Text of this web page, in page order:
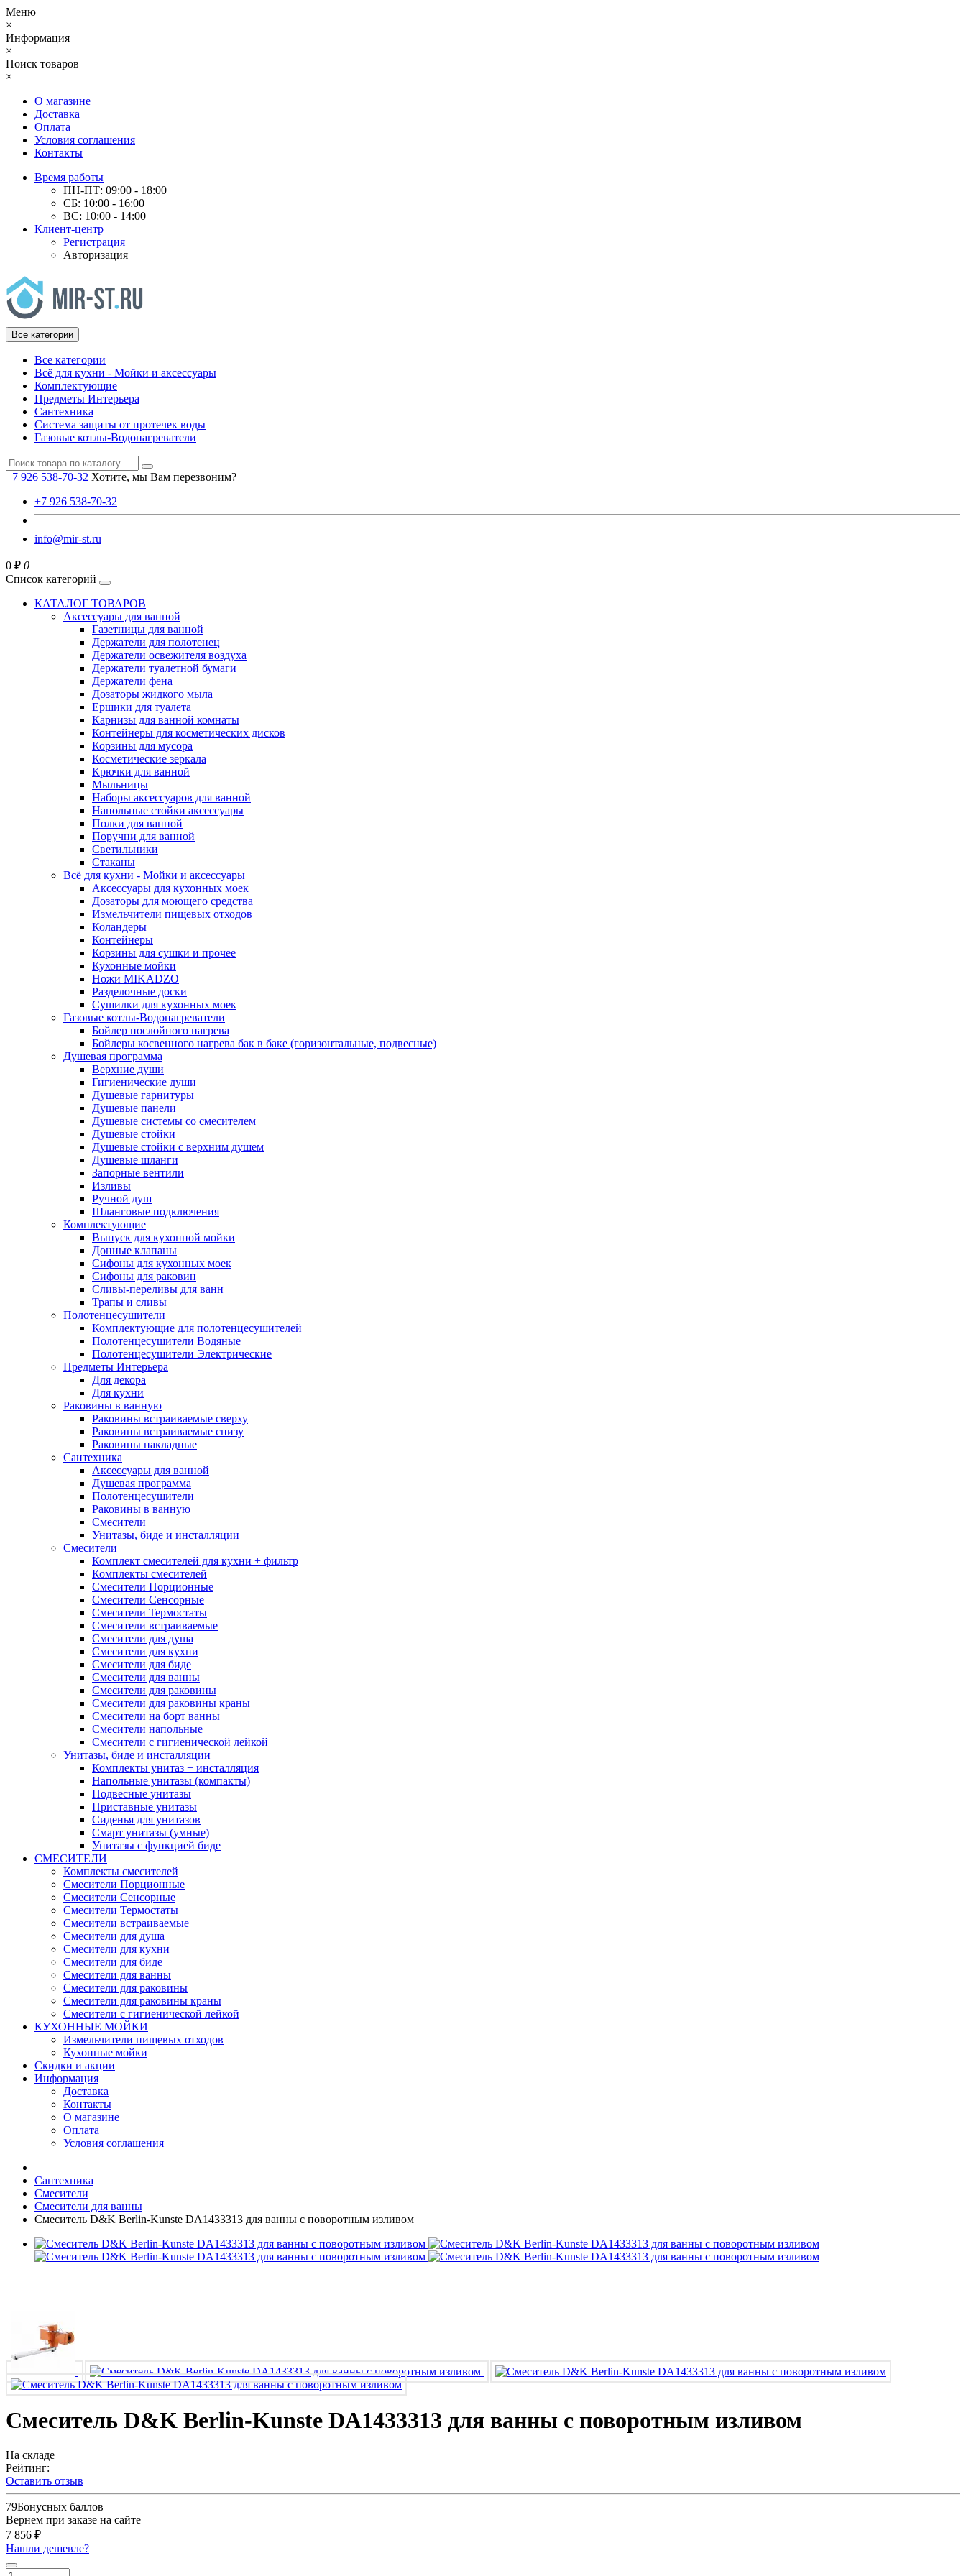
Меню
×
Информация
×
Поиск товаров
×
О магазине
Доставка
Оплата
Условия соглашения
Контакты
Время работы
ПН-ПТ: 09:00 - 18:00
СБ: 10:00 - 16:00
ВС: 10:00 - 14:00
Клиент-центр
Регистрация
Авторизация
Все категории
Все категории
Всё для кухни - Мойки и аксессуары
Комплектующие
Предметы Интерьера
Сантехника
Система защиты от протечек воды
Газовые котлы-Водонагреватели
+7 926 538-70-32 Хотите, мы Вам перезвоним?
+7 926 538-70-32
info@mir-st.ru
0 ₽ 0
Список категорий
КАТАЛОГ ТОВАРОВ
Аксессуары для ванной
Газетницы для ванной
Держатели для полотенец
Держатели освежителя воздуха
Держатели туалетной бумаги
Держатели фена
Дозаторы жидкого мыла
Ершики для туалета
Карнизы для ванной комнаты
Контейнеры для косметических дисков
Корзины для мусора
Косметические зеркала
Крючки для ванной
Мыльницы
Наборы аксессуаров для ванной
Напольные стойки аксессуары
Полки для ванной
Поручни для ванной
Светильники
Стаканы
Всё для кухни - Мойки и аксессуары
Аксессуары для кухонных моек
Дозаторы для моющего средства
Измельчители пищевых отходов
Коландеры
Контейнеры
Корзины для сушки и прочее
Кухонные мойки
Ножи MIKADZO
Разделочные доски
Сушилки для кухонных моек
Газовые котлы-Водонагреватели
Бойлер послойного нагрева
Бойлеры косвенного нагрева бак в баке (горизонтальные, подвесные)
Душевая программа
Верхние души
Гигиенические души
Душевые гарнитуры
Душевые панели
Душевые системы со смесителем
Душевые стойки
Душевые стойки с верхним душем
Душевые шланги
Запорные вентили
Изливы
Ручной душ
Шланговые подключения
Комплектующие
Выпуск для кухонной мойки
Донные клапаны
Сифоны для кухонных моек
Сифоны для раковин
Сливы-переливы для ванн
Трапы и сливы
Полотенцесушители
Комплектующие для полотенцесушителей
Полотенцесушители Водяные
Полотенцесушители Электрические
Предметы Интерьера
Для декора
Для кухни
Раковины в ванную
Раковины встраиваемые сверху
Раковины встраиваемые снизу
Раковины накладные
Сантехника
Аксессуары для ванной
Душевая программа
Полотенцесушители
Раковины в ванную
Смесители
Унитазы, биде и инсталляции
Смесители
Комплект смесителей для кухни + фильтр
Комплекты смесителей
Смесители Порционные
Смесители Сенсорные
Смесители Термостаты
Смесители встраиваемые
Смесители для душа
Смесители для кухни
Смесители для биде
Смесители для ванны
Смесители для раковины
Смесители для раковины краны
Смесители на борт ванны
Смесители напольные
Смесители с гигиенической лейкой
Унитазы, биде и инсталляции
Комплекты унитаз + инсталляция
Напольные унитазы (компакты)
Подвесные унитазы
Приставные унитазы
Сиденья для унитазов
Смарт унитазы (умные)
Унитазы с функцией биде
СМЕСИТЕЛИ
Комплекты смесителей
Смесители Порционные
Смесители Сенсорные
Смесители Термостаты
Смесители встраиваемые
Смесители для душа
Смесители для кухни
Смесители для биде
Смесители для ванны
Смесители для раковины
Смесители для раковины краны
Смесители с гигиенической лейкой
КУХОННЫЕ МОЙКИ
Измельчители пищевых отходов
Кухонные мойки
Скидки и акции
Информация
Доставка
Контакты
О магазине
Оплата
Условия соглашения
Сантехника
Смесители
Смесители для ванны
Смеситель D&K Berlin-Kunste DA1433313 для ванны с поворотным изливом
Смеситель D&K Berlin-Kunste DA1433313 для ванны с поворотным изливом
На складе
Рейтинг:
Оставить отзыв
79Бонусных баллов
Вернем при заказе на сайте
7 856 ₽
Нашли дешевле?